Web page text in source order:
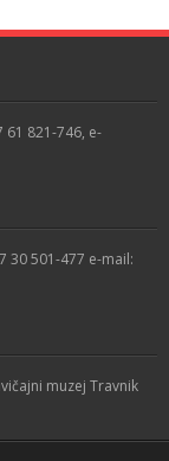
821-746, e-
30 501-477 e-mail:
muzej Travnik